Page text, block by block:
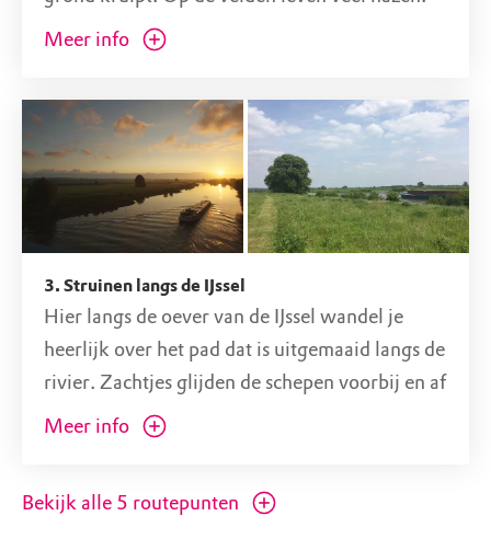
Soms zie je ze op volle snelheid door het
regelmatig groepjes reeën spotten. Speur maar
eens met je verrekijker om je heen.
Meer info
3. Struinen langs de IJssel
Hier langs de oever van de IJssel wandel je
heerlijk over het pad dat is uitgemaaid langs de
rivier. Zachtjes glijden de schepen voorbij en af
en toe markeert een losstaande boom het
In de loop van de eeuwen veranderde de loop
Meer info
Bekijk alle 5 routepunten